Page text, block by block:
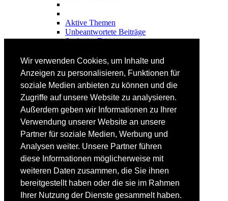
Wir verwenden Cookies, um Inhalte und
Anzeigen zu personalisieren, Funktionen für
soziale Medien anbieten zu können und die
Zugriffe auf unsere Website zu analysieren.
Außerdem geben wir Informationen zu Ihrer
Verwendung unserer Website an unsere
Partner für soziale Medien, Werbung und
Analysen weiter. Unsere Partner führen
diese Informationen möglicherweise mit
weiteren Daten zusammen, die Sie ihnen
bereitgestellt haben oder die sie im Rahmen
Ihrer Nutzung der Dienste gesammelt haben.
Aktive Themen
Unbeantwortete Beiträge
Suche im Forum
FAHRTECHNIK
Fortgeschrittene
Lehrplan
Videoanalyse
SKI
SKITEST
Ski-FAQ
Tipps Ski-Kauf
Ski-Typen
Skishops
EQUIPMENT
Skibekleidung